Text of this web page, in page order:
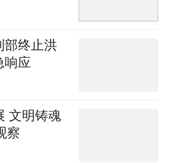
部终止洪
应
文明铸魂
察